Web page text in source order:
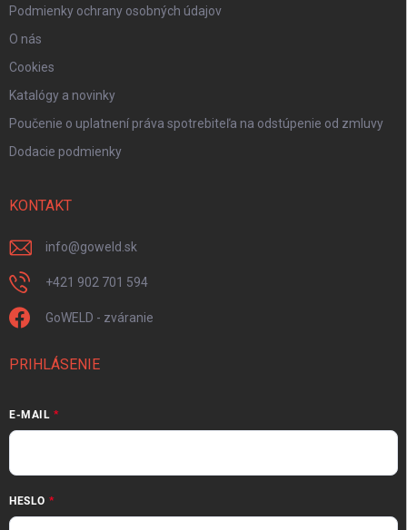
Podmienky ochrany osobných údajov
O nás
Cookies
Katalógy a novinky
Poučenie o uplatnení práva spotrebiteľa na odstúpenie od zmluvy
Dodacie podmienky
KONTAKT
info@goweld.sk
+421 902 701 594
GoWELD - zváranie
PRIHLÁSENIE
E-MAIL
HESLO